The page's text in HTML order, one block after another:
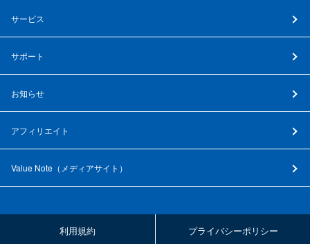
サービス
サポート
お知らせ
アフィリエイト
Value Note（ メディアサイト ）
利用規約 プライバシーポリシー